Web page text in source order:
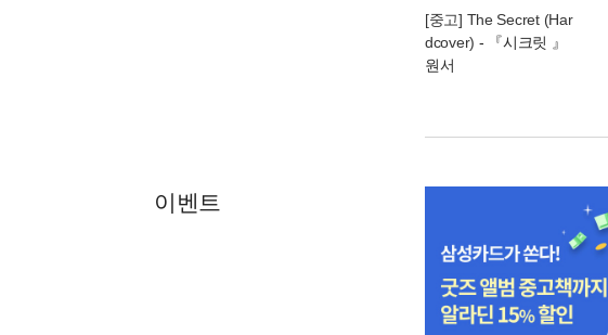
[중고] The Secret (Har
dcover) - 『시크릿 』
원서
이벤트